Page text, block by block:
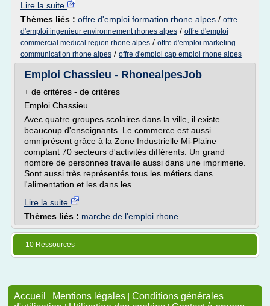
Lire la suite
Thèmes liés : offre d'emploi formation rhone alpes / offre
d'emploi ingenieur environnement rhones alpes / offre d'emploi
commercial medical region rhone alpes / offre d'emploi marketing
communication rhone alpes / offre d'emploi cap emploi rhone alpes
Emploi Chassieu - RhonealpesJob
+ de critères - de critères
Emploi Chassieu
Avec quatre groupes scolaires dans la ville, il existe
beaucoup d'enseignants. Le commerce est aussi
omniprésent grâce à la Zone Industrielle Mi-Plaine
comptant 70 secteurs d'activités différents. Un grand
nombre de personnes travaille aussi dans une imprimerie.
Sont aussi très représentés tous les métiers dans
l'alimentation et les dans les...
Lire la suite
Thèmes liés : marche de l'emploi rhone
10 Ressources
Accueil | Mentions légales | Conditions générales